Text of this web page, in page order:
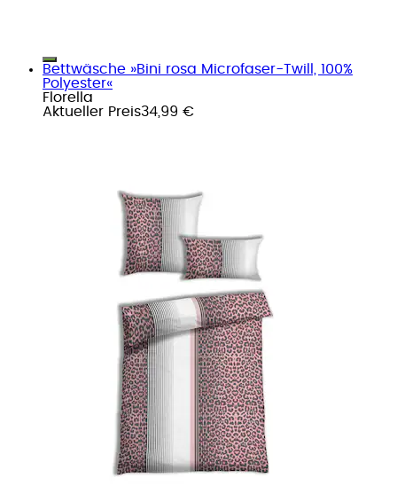
Bettwäsche »Bini rosa Microfaser-Twill, 100%
Polyester«
Florella
Aktueller Preis34,99 €